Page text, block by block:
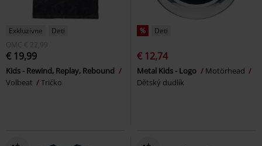
Exkluzívne
Deti
OMC € 22,99
€ 19,99
Kids - Rewind, Replay, Rebound
Volbeat
Tričko
% Deti
€ 12,74
Metal Kids - Logo
Motörhead
Dětský dudlík